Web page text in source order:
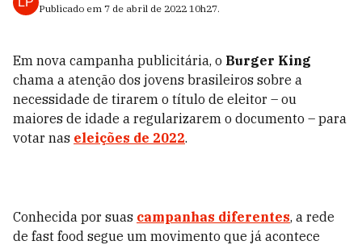
Publicado em 7 de abril de 2022 10h27.
Em nova campanha publicitária, o Burger King
chama a atenção dos jovens brasileiros sobre a
necessidade de tirarem o título de eleitor – ou
maiores de idade a regularizarem o documento – para
votar nas eleições de 2022.
Conhecida por suas campanhas diferentes, a rede
de fast food segue um movimento que já acontece